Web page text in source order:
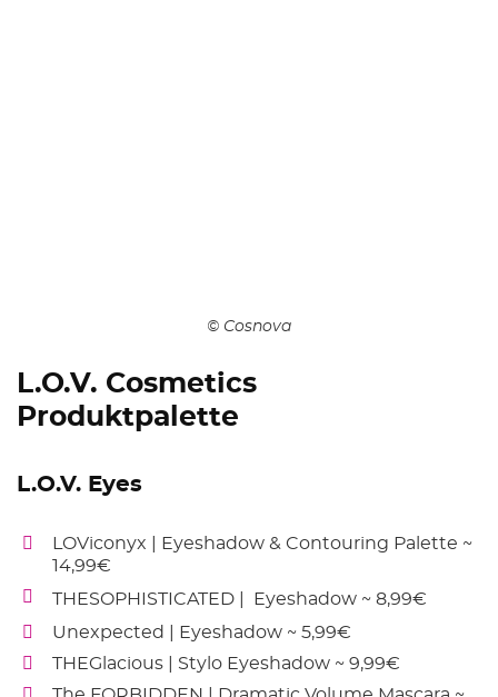
© Cosnova
L.O.V. Cosmetics
Produktpalette
L.O.V. Eyes
LOViconyx | Eyeshadow & Contouring Palette ~
14,99€
THESOPHISTICATED | Eyeshadow ~ 8,99€
Unexpected | Eyeshadow ~ 5,99€
THEGlacious | Stylo Eyeshadow ~ 9,99€